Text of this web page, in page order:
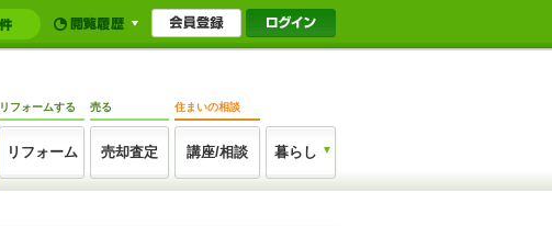
リフォームする
リフォーム
売る
売却査定
住まいの相談
講座/相談 暮らし